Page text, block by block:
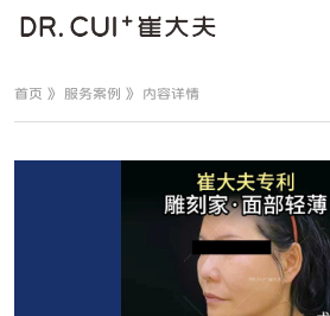
首页 》 服务案例 》 内容详情